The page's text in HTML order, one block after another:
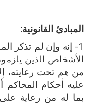
المبادئ القانونية:
الأشخاص الذين
من هم تحت رعايته،
عليه أحكام المحاكم
بما له من رعاية